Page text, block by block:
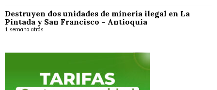
Destruyen dos unidades de minería ilegal en La
Pintada y San Francisco – Antioquia
1 semana atrás